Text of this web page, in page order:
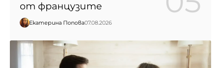
от французите
Екатерина Попова07.08.2026